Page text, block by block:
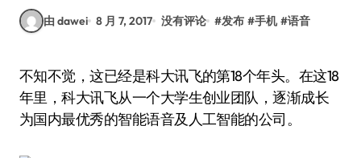
由 dawei 8 月 7, 2017 没有评论 #发布 #手机 #语音
不知不觉，这已经是科大讯飞的第18个年头。在这18
年里，科大讯飞从一个大学生创业团队，逐渐成长
为国内最优秀的智能语音及人工智能的公司。